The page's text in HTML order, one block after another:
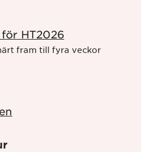
HT2026
fram till fyra veckor